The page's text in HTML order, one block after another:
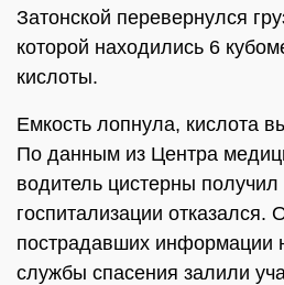
Затонской перевернулся
которой находились 6
кислоты.
Емкость лопнула, кислота
По данным из Центра
водитель цистерны
госпитализации отказался.
пострадавших информации
службы спасения залили